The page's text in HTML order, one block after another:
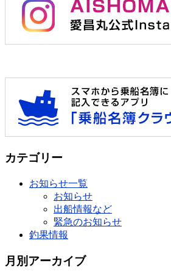
カテゴリー
お知らせ一覧
お知らせ
出船情報など
緊急のお知らせ
釣果情報
月別アーカイブ